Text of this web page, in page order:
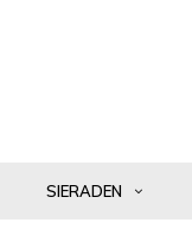
SIERADEN